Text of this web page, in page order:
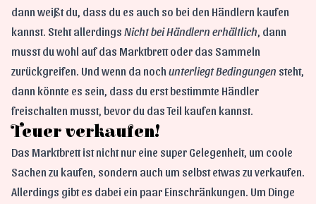
dann weißt du, dass du es auch so bei den Händlern kaufen
kannst. Steht allerdings Nicht bei Händlern erhältlich, dann
musst du wohl auf das Marktbrett oder das Sammeln
zurückgreifen. Und wenn da noch unterliegt Bedingungen steht,
dann könnte es sein, dass du erst bestimmte Händler
freischalten musst, bevor du das Teil kaufen kannst.
Teuer verkaufen!
Das Marktbrett ist nicht nur eine super Gelegenheit, um coole
Sachen zu kaufen, sondern auch um selbst etwas zu verkaufen.
Allerdings gibt es dabei ein paar Einschränkungen. Um Dinge